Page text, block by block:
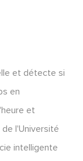
et détecte si
en
et
de l'Université
intelligente